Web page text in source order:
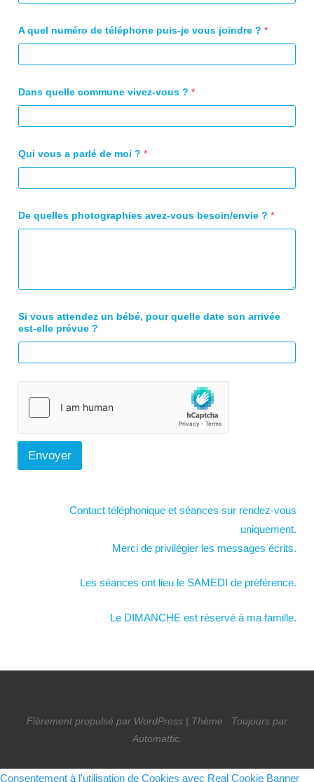
A quel numéro de téléphone puis-je vous joindre ? *
Dans quelle commune vivez-vous ? *
Qui vous a parlé de moi ? *
De quelles photographies avez-vous besoin/envie ? *
Si vous attendez un bébé, pour quelle date son arrivée
est-elle prévue ?
Envoyer
Contact téléphonique et séances sur rendez-vous
uniquement.
Merci de privilégier les messages écrits.
Les séances ont lieu le SAMEDI de préférence.
Le DIMANCHE est réservé à ma famille.
Fièrement propulsé par WordPress | Thème : Toujours par
Automattic.
Consentement à l'utilisation de Cookies avec Real Cookie Banner